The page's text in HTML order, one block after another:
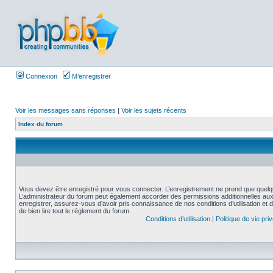
Connexion M’enregistrer
Voir les messages sans réponses | Voir les sujets récents
Index du forum
Vous devez être enregistré pour vous connecter. L’enregistrement ne prend que
L’administrateur du forum peut également accorder des permissions additionnelles
enregistrer, assurez-vous d’avoir pris connaissance de nos conditions d’utilisation et
de bien lire tout le règlement du forum.
Conditions d’utilisation| Politique de vie